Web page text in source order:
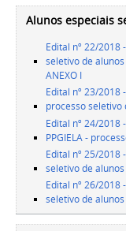
Alunos especiais
Edital nº 22/2018
seletivo de
ANEXO I
Edital nº 23/2018
processo seletivo
Edital nº 24/2018
PPGIELA -
Edital nº 25/2018
seletivo de
Edital nº 26/2018
seletivo de